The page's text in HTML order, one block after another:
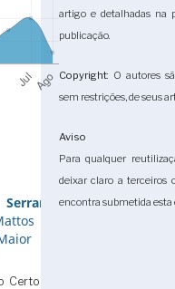
da
do
Certo no
artigo e detalhadas na
publicação.
Copyright: O autores
sem restrições, de seus
Aviso
Para qualquer
deixar claro a terceiros
encontra submetida esta